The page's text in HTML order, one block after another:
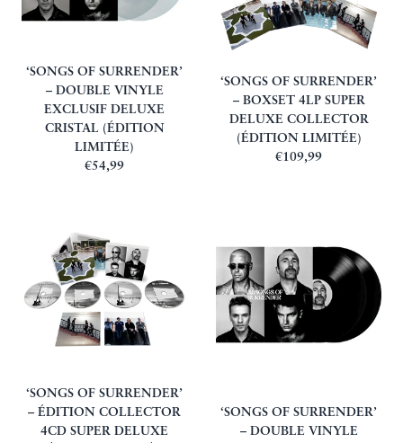
‘SONGS OF SURRENDER’
– DOUBLE VINYLE
EXCLUSIF DELUXE
CRISTAL (ÉDITION
LIMITÉE)
€54,99
‘SONGS OF SURRENDER’
– BOXSET 4LP SUPER
DELUXE COLLECTOR
(ÉDITION LIMITÉE)
€109,99
‘SONGS OF SURRENDER’
– ÉDITION COLLECTOR
4CD SUPER DELUXE
‘SONGS OF SURRENDER’
– DOUBLE VINYLE